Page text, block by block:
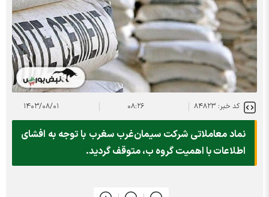
کد خبر: ۸۴۸۲۳ ۰۸:۲۶ ۱۴۰۳/۰۸/۰۱
نماد معاملاتی شرکت سیمان‌غرب سغرب با توجه به افشای
اطلاعات با اهمیت گروه ب، متوقف گردید.